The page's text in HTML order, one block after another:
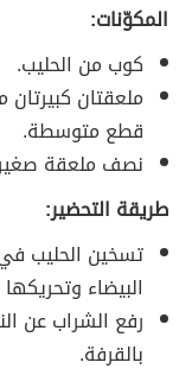
المكوّنات:
كوب من الحليب.
ملعقتان
قطع متوسطة.
نصف ملعقة
طريقة التحضير:
تسخين الحليب
البيضاء
رفع الشراب عن
بالقرفة.